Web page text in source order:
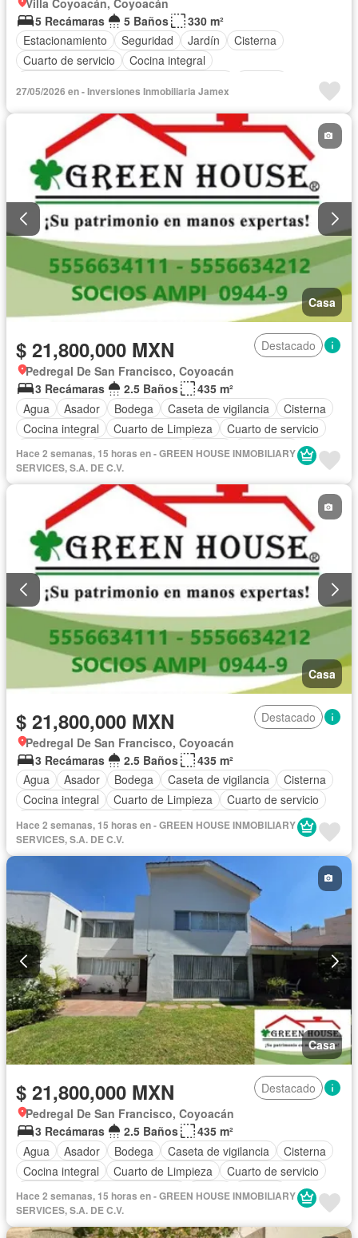
5 Recámaras
5 Baños
330 m²
Estacionamiento
Seguridad Jardín
Cisterna
Cuarto de servicio
Cocina integral
Cocina equipada
Aire acondicionado
Circuito cerrado de televisión
Electricidad
Cuarto de Limpieza
Agua
Televisión por cable
Calefacción
Gas natural
Zonas verdes
Caseta de vigilancia
Recámara con closet
Conserje
Wifi
Terraza Permite mascotas
Solo familias
Sin amueblar
27/05/2026 en - Inversiones Inmobiliaria Jamex
Casa
$ 21,800,000 MXN
Destacado
Pedregal De San Francisco, Coyoacán
3 Recámaras
2.5 Baños
435 m²
Agua
Asador Bodega Caseta de vigilancia
Cisterna
Cocina integral
Cuarto de Limpieza
Cuarto de servicio
Electricidad
Estacionamiento Jardín
Seguridad
Terraza
Parcialmente amueblado
Hace 2 semanas, 15 horas en - GREEN HOUSE INMOBILIARY
SERVICES, S.A. DE C.V.
Casa
$ 21,800,000 MXN
Destacado
Pedregal De San Francisco, Coyoacán
3 Recámaras
2.5 Baños
435 m²
Agua
Asador Bodega Caseta de vigilancia
Cisterna
Cocina integral
Cuarto de Limpieza
Cuarto de servicio
Electricidad
Estacionamiento Seguridad
Terraza
Parcialmente amueblado
Hace 2 semanas, 15 horas en - GREEN HOUSE INMOBILIARY
SERVICES, S.A. DE C.V.
Casa
$ 21,800,000 MXN
Destacado
Pedregal De San Francisco, Coyoacán
3 Recámaras
2.5 Baños
435 m²
Agua
Asador Bodega Caseta de vigilancia
Cisterna
Cocina integral
Cuarto de Limpieza
Cuarto de servicio
Electricidad
Estacionamiento Jardín
Terraza
Zonas verdes
Parcialmente amueblado
Hace 2 semanas, 15 horas en - GREEN HOUSE INMOBILIARY
SERVICES, S.A. DE C.V.